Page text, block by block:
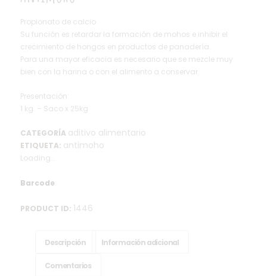
Propionato de calcio
Su función es retardar la formación de mohos e inhibir el
crecimiento de hongos en productos de panadería.
Para una mayor eficacia es necesario que se mezcle muy
bien con la harina o con el alimento a conservar.
Presentación:
1 kg. – Saco x 25kg
CATEGORÍA aditivo alimentario
ETIQUETA: antimoho
Loading...
Barcode
PRODUCT ID: 1446
Descripción Información adicional
Comentarios